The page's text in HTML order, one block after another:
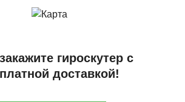
гироскутер с
доставкой!